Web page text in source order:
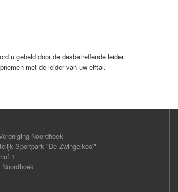
u gebeld door de desbetreffende leider.
met de leider van uw elftal.
Noordhoek
Sportpark "De Zwingelkooi"
1